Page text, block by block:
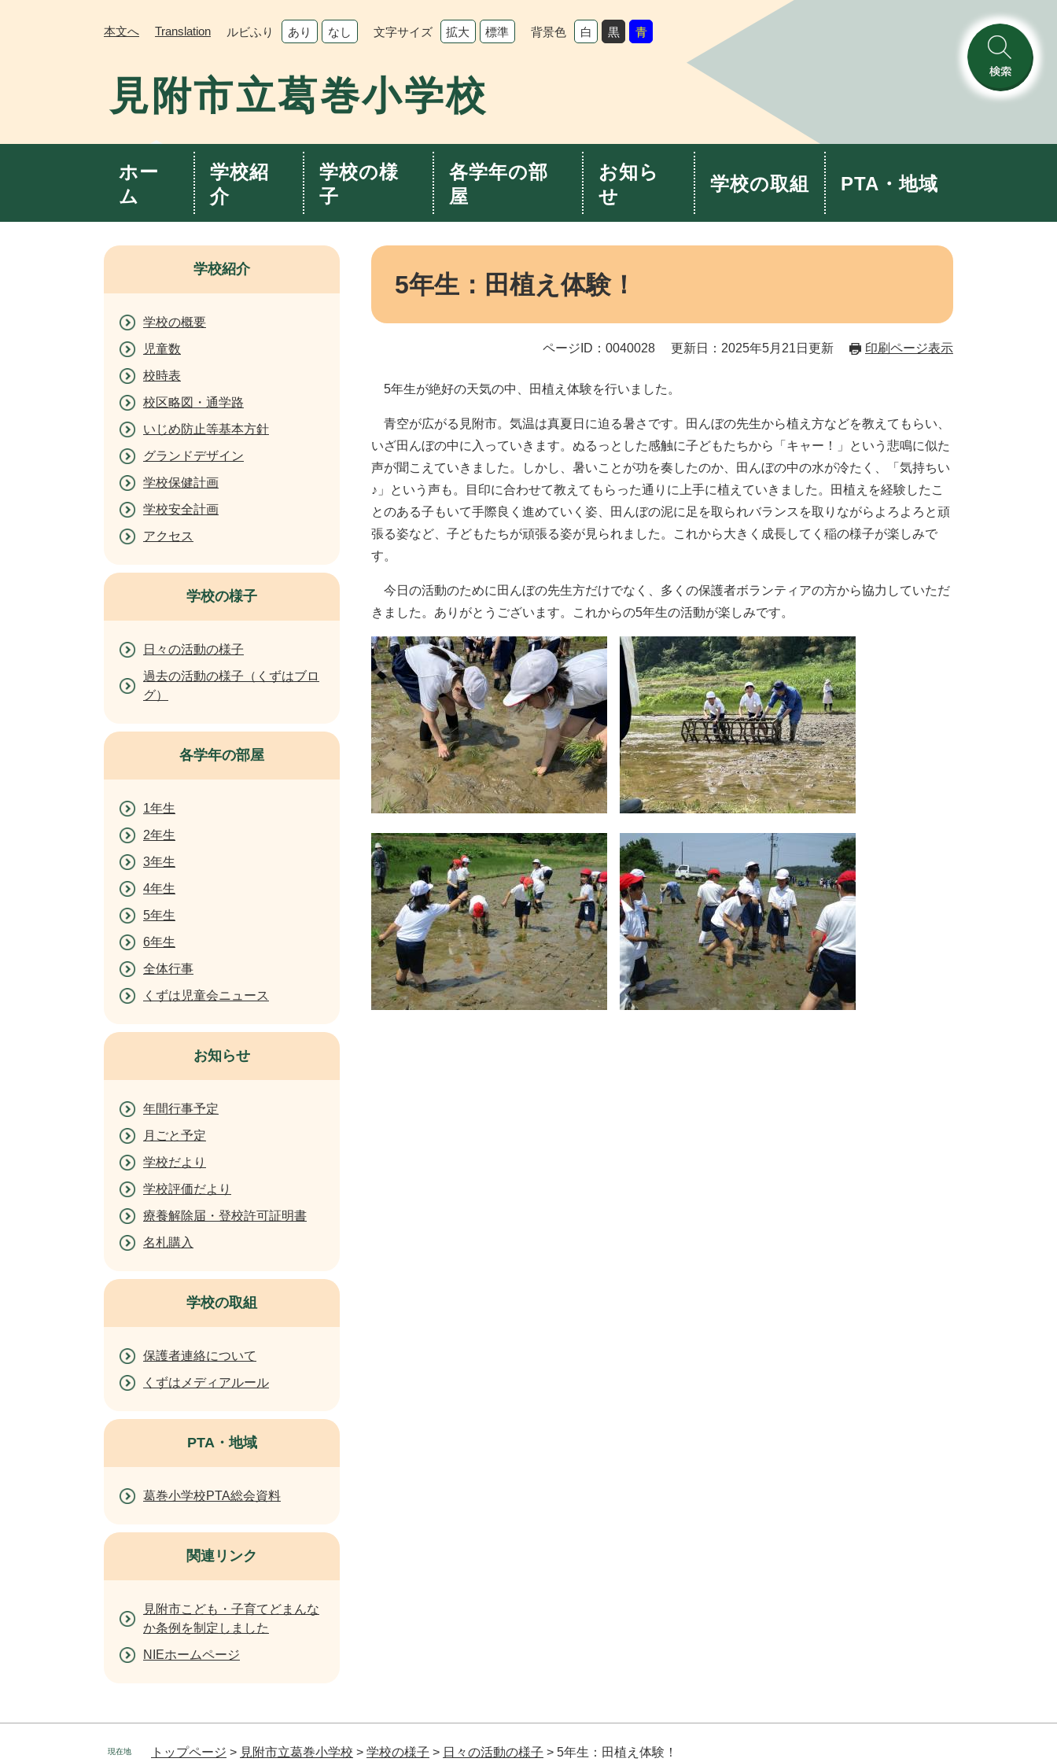
す。
し
本文へ Translation ルビふり あり なし 文字サイズ 拡大 標準 背景色 白 黒 青
検
索
見附市立葛巻小学校
ホー
ム
学校紹
介
学校の様
子
各学年の部
屋
お知ら
せ
学校の取組 PTA・地域
本
5年生：田植え体験！
ページID：0040028 更新日：2025年5月21日更新 印刷ページ表示
5年生が絶好の天気の中、田植え体験を行いました。
青空が広がる見附市。気温は真夏日に迫る暑さです。田んぼの先生から植え方などを教えてもらい、
いざ田んぼの中に入っていきます。ぬるっとした感触に子どもたちから「キャー！」という悲鳴に似た
声が聞こえていきました。しかし、暑いことが功を奏したのか、田んぼの中の水が冷たく、「気持ちい
♪」という声も。目印に合わせて教えてもらった通りに上手に植えていきました。田植えを経験したこ
とのある子もいて手際良く進めていく姿、田んぼの泥に足を取られバランスを取りながらよろよろと頑
張る姿など、子どもたちが頑張る姿が見られました。これから大きく成長してく稲の様子が楽しみで
す。
今日の活動のために田んぼの先生方だけでなく、多くの保護者ボランティアの方から協力していただ
きました。ありがとうございます。これからの5年生の活動が楽しみです。
学校紹介
学校の概要
児童数
校時表
校区略図・通学路
いじめ防止等基本方針
グランドデザイン
学校保健計画
学校安全計画
アクセス
学校の様子
日々の活動の様子
過去の活動の様子（くずはブロ
グ）
各学年の部屋
1年生
2年生
3年生
4年生
5年生
6年生
全体行事
くずは児童会ニュース
お知らせ
年間行事予定
月ごと予定
学校だより
学校評価だより
療養解除届・登校許可証明書
名札購入
学校の取組
保護者連絡について
くずはメディアルール
PTA・地域
葛巻小学校PTA総会資料
関連リンク
見附市こども・子育てどまんな
か条例を制定しました
NIEホームページ
現在地 トップページ > 見附市立葛巻小学校 > 学校の様子 > 日々の活動の様子 > 5年生：田植え体験！